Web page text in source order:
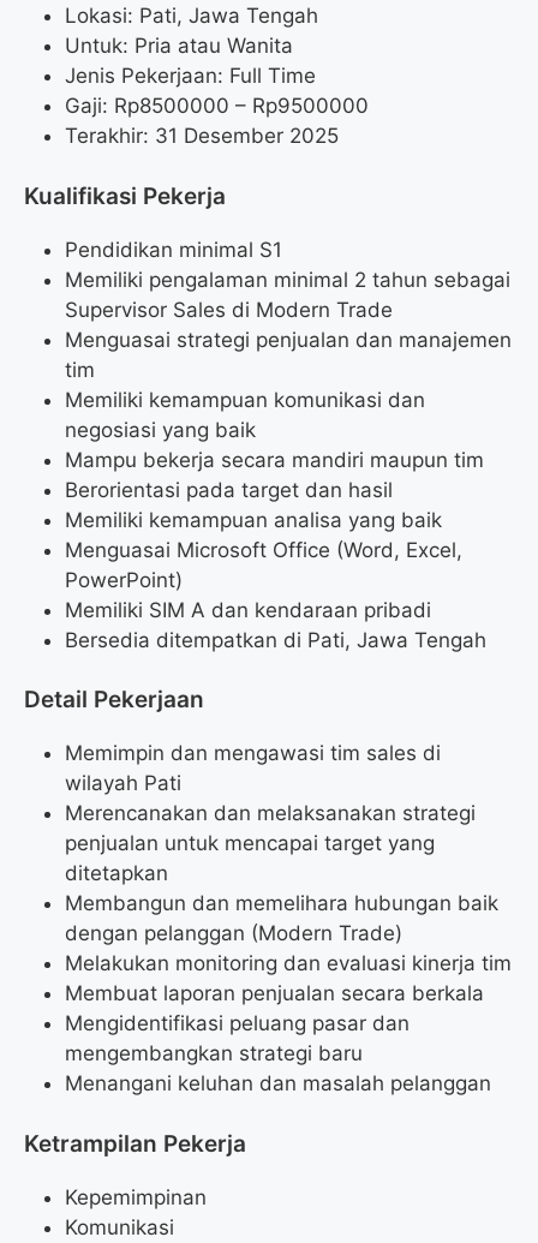
Lokasi: Pati, Jawa Tengah
Untuk: Pria atau Wanita
Jenis Pekerjaan: Full Time
Gaji: Rp8500000 – Rp9500000
Terakhir: 31 Desember 2025
Kualifikasi Pekerja
Pendidikan minimal S1
Memiliki pengalaman minimal 2 tahun sebagai
Supervisor Sales di Modern Trade
Menguasai strategi penjualan dan manajemen
tim
Memiliki kemampuan komunikasi dan
negosiasi yang baik
Mampu bekerja secara mandiri maupun tim
Berorientasi pada target dan hasil
Memiliki kemampuan analisa yang baik
Menguasai Microsoft Office (Word, Excel,
PowerPoint)
Memiliki SIM A dan kendaraan pribadi
Bersedia ditempatkan di Pati, Jawa Tengah
Detail Pekerjaan
Memimpin dan mengawasi tim sales di
wilayah Pati
Merencanakan dan melaksanakan strategi
penjualan untuk mencapai target yang
ditetapkan
Membangun dan memelihara hubungan baik
dengan pelanggan (Modern Trade)
Melakukan monitoring dan evaluasi kinerja tim
Membuat laporan penjualan secara berkala
Mengidentifikasi peluang pasar dan
mengembangkan strategi baru
Menangani keluhan dan masalah pelanggan
Ketrampilan Pekerja
Kepemimpinan
Komunikasi